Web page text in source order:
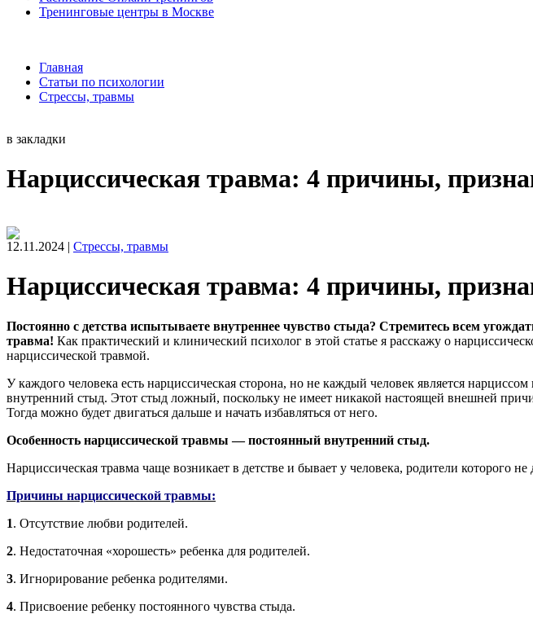
Тренинговые центры в Москве
Главная
Статьи по психологии
Стрессы, травмы
в закладки
Нарциссическая травма: 4 причины,
12.11.2024 | Стрессы, травмы
Нарциссическая травма: 4 причины,
Постоянно с детства испытываете внутреннее чувство стыда? Стремитесь всем
травма! Как практический и клинический психолог в этой статье я расскажу о
нарциссической травмой.
У каждого человека есть нарциссическая сторона, но не каждый человек является
внутренний стыд. Этот стыд ложный, поскольку не имеет никакой настоящей внешней
Тогда можно будет двигаться дальше и начать избавляться от него.
Особенность нарциссической травмы — постоянный внутренний стыд.
Нарциссическая травма чаще возникает в детстве и бывает у человека, родители
Причины нарциссической травмы:
1. Отсутствие любви родителей.
2. Недостаточная «хорошесть» ребенка для родителей.
3. Игнорирование ребенка родителями.
4. Присвоение ребенку постоянного чувства стыда.